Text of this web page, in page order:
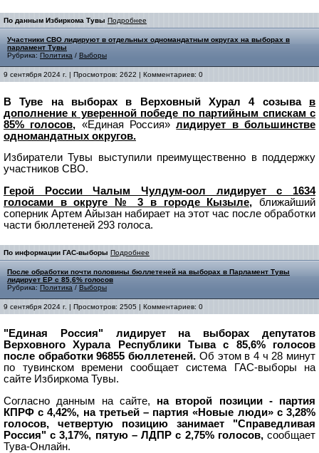
По данным Избиркома Тувы Подробнее
Участники СВО лидируют в отдельных одномандатным округах на выборах в
парламент Тувы
Рубрика: Политика / Выборы
9 сентября 2024 г. | Просмотров: 2622 | Комментариев: 0
В Туве на выборах в Верховный Хурал 4 созыва в
дополнение к уверенной победе по партийным спискам с
85% голосов, «Единая Россия»лидирует в большинстве
одномандатных округов.
Избиратели Тувы выступили преимущественно в поддержку
участников СВО.
Герой России Чалым Чулдум-оол лидирует с 1634
голосами в округе № 3 в городе Кызыле, ближайший
соперник Артем Айызан набирает на этот час после обработки
части бюллетеней 293 голоса.
По информации ГАС-выборы Подробнее
После обработки почти половины бюллетеней на выборах в Парламент Тувы
лидирует ЕР с 85,6% голосов
Рубрика: Политика / Выборы
9 сентября 2024 г. | Просмотров: 2505 | Комментариев: 0
"Единая Россия" лидирует на выборах депутатов
Верховного Хурала Республики Тыва с 85,6% голосов
после обработки 96855 бюллетеней. Об этом в 4 ч 28 минут
по тувинском времени сообщает система ГАС-выборы на
сайте Избиркома Тувы.
Согласно данным на сайте, на второй позиции - партия
КПРФ с 4,42%, на третьей – партия «Новые люди» с 3,28%
голосов, четвертую позицию занимает "Справедливая
Россия" с 3,17%, пятую – ЛДПР с 2,75% голосов,сообщает
Тува-Онлайн.